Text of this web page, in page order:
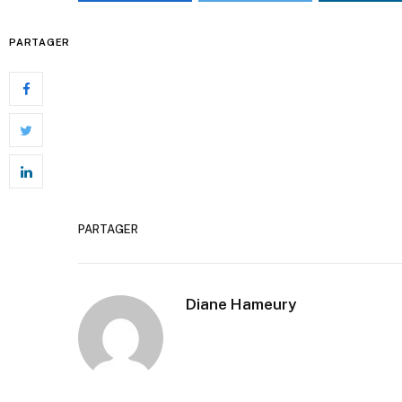
PARTAGER
PARTAGER
Diane Hameury